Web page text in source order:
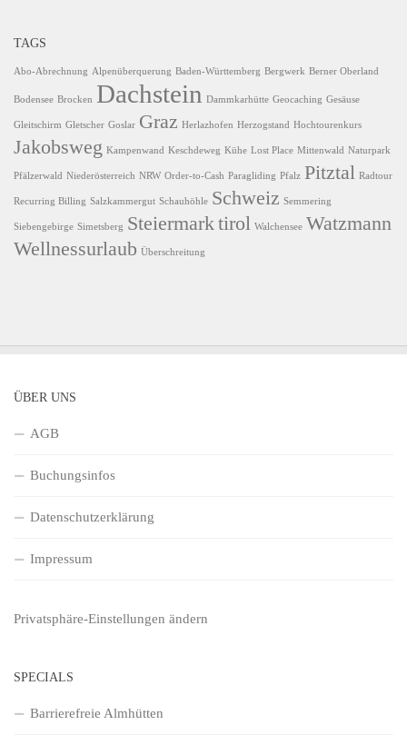
TAGS
Abo-Abrechnung Alpenüberquerung Baden-Württemberg Bergwerk Berner Oberland
Bodensee Brocken Dachstein Dammkarhütte Geocaching Gesäuse
Gleitschirm Gletscher Goslar Graz Herlazhofen Herzogstand Hochtourenkurs
Jakobsweg Kampenwand Keschdeweg Kühe Lost Place Mittenwald Naturpark
Pfälzerwald Niederösterreich NRW Order-to-Cash Paragliding Pfalz Pitztal Radtour
Recurring Billing Salzkammergut Schauhöhle Schweiz Semmering
Siebengebirge Simetsberg Steiermark tirol Walchensee Watzmann
Wellnessurlaub Überschreitung
ÜBER UNS
AGB
Buchungsinfos
Datenschutzerklärung
Impressum
Privatsphäre-Einstellungen ändern
SPECIALS
Barrierefreie Almhütten